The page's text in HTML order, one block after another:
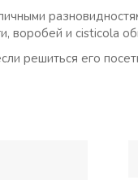
воробей и cisticola
решиться его